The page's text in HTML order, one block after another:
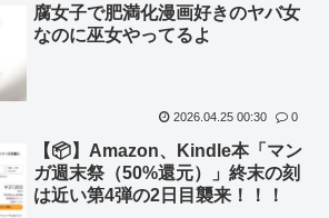
腐女子で肥満化漫画好きのヤバ女
なのに巫女やってるよ
2026.04.25 00:30 0
【📦】Amazon、Kindle本「マン
ガ週末祭（50%還元）」終末の刻
は近い第4弾の2日目襲来！！！